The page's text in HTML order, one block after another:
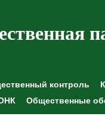
контроль
Общественные